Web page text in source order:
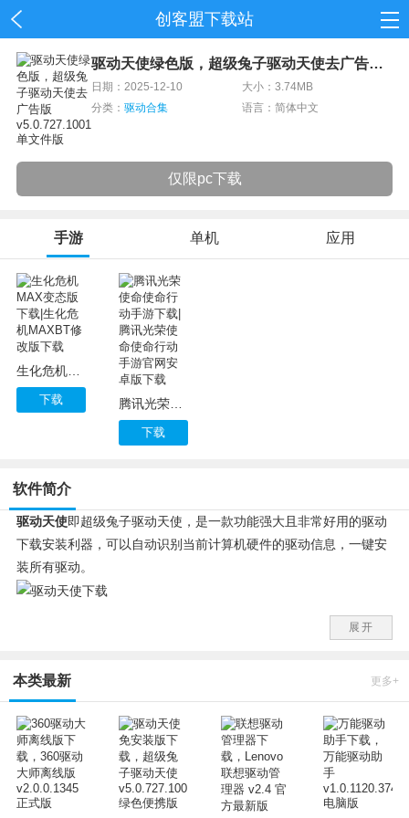
创客盟下载站
首页 驱动天使绿色版，超级兔子驱动天使去广告版 v5.0.727.1001 单文件版
日期：2025-12-10
大小：3.74MB
分类： 驱动合集 语言：简体中文
仅限pc下载
手游 单机 应用
生化危机MAX变态版下载|生化危机MAXBT修改版下载
下载 腾讯光荣使命使命行动手游下载|腾讯光荣使命使命行动手游官网安卓版下载
下载
软件简介
驱动天使即超级兔子驱动天使，是一款功能强大且非常好用的驱动
下载安装利器，可以自动识别当前计算机硬件的驱动信息，一键安
装所有驱动。
件最新的驱动信息。
3、具备驱动备份和驱动恢复功能方便又安全，最体贴的驱动安装
辅助工具。
4、强大的驱动还原技术，使用户可快速还原曾备份过的驱动程
序，备份驱动程序，享受“原地复活”的快感。
驱动天使 修改特点：
展开
本类最新 更多+